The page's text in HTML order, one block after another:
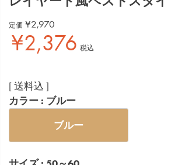
定価 ¥2,970
¥2,376 税込
送料込
カラー
ブルー
ブルー